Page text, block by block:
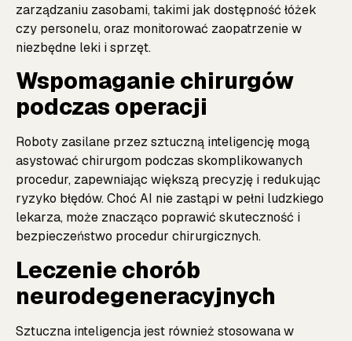
zarządzaniu zasobami, takimi jak dostępność łóżek
czy personelu, oraz monitorować zaopatrzenie w
niezbędne leki i sprzęt.
Wspomaganie chirurgów
podczas operacji
Roboty zasilane przez sztuczną inteligencję mogą
asystować chirurgom podczas skomplikowanych
procedur, zapewniając większą precyzję i redukując
ryzyko błędów. Choć AI nie zastąpi w pełni ludzkiego
lekarza, może znacząco poprawić skuteczność i
bezpieczeństwo procedur chirurgicznych.
Leczenie chorób
neurodegeneracyjnych
Sztuczna inteligencja jest również stosowana w